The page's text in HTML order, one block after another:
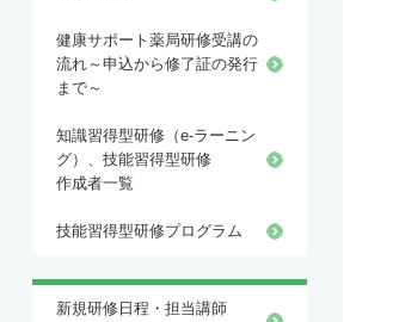
健康サポート薬局研修受講の
流れ～申込から修了証の発行
まで～
知識習得型研修（e-ラーニン
グ）、技能習得型研修
作成者一覧
技能習得型研修プログラム
新規研修日程・担当講師